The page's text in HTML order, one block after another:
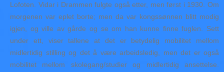
Lofoten. Vidar i Drammen fulgte også etter, men først i 1930. Om
morgenen var eplet borte; men da var kongssønnen blitt modig
igjen, og ville av gårde og se om han kunne finne fuglen. Sett
under ett, viser tallene at det er betydelig mobilitet mellom
midlertidig stilling og det å være arbeidsledig, men det er også
mobilitet mellom skolegang/studier og midlertidig ansettelse.